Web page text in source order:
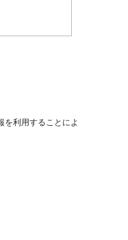
を利用することによ